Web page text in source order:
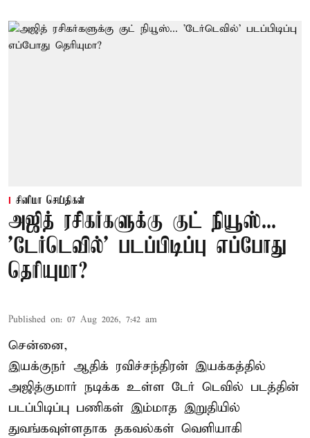
சினிமா செய்திகள்
அஜித் ரசிகர்களுக்கு குட் நியூஸ்...
'டேர்டெவில்' படப்பிடிப்பு எப்போது
தெரியுமா?
Published on: 07 Aug 2026, 7:42 am
சென்னை,
இயக்குநர் ஆதிக் ரவிச்சந்திரன் இயக்கத்தில்
அஜித்குமார் நடிக்க உள்ள டேர் டெவில் படத்தின்
படப்பிடிப்பு பணிகள் இம்மாத இறுதியில்
துவங்கவுள்ளதாக தகவல்கள் வெளியாகி